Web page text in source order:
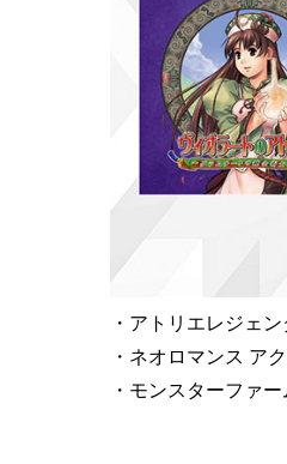
・アトリエレジェ
・ネオロマンス ア
・モンスターファ